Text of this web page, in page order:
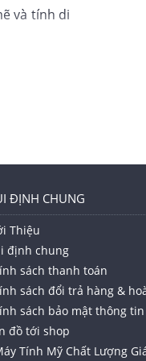
và tính di
định, và
số phiên
mật khác
doanh
cả của
lượng
ĐỊNH CHUNG
Thiệu
định chung
sách thanh toán
sách đổi trả hàng &
sách bảo mật thông tin
đồ tới shop
Tính Mỹ Chất Lượng